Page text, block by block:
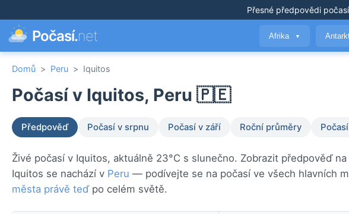
Přesné předpovědi počasí
Počasí.net Afrika ▼
Domů > Peru > Iquitos
Počasí v Iquitos, Peru 🇵🇪
Předpověď Počasí v srpnu Počasí v září Roční průměry
Živé počasí v Iquitos, aktuálně 23°C s slunečno. Zobrazit předpověď
Iquitos se nachází v Peru — podívejte se na počasí ve všech hlavních
města právě teďpo celém světě.